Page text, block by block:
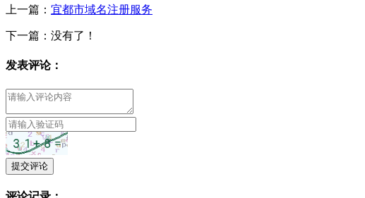
上一篇： 宜都市域名注册服务
下一篇：没有了！
发表评论：
提交评论